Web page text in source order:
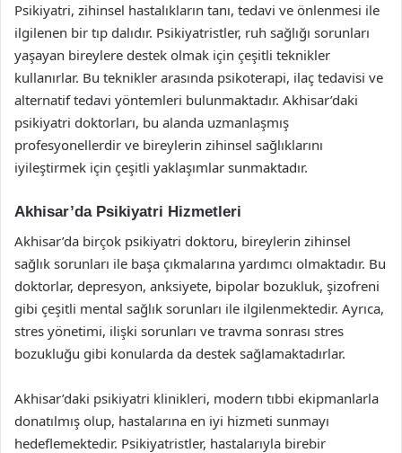
Psikiyatri, zihinsel hastalıkların tanı, tedavi ve önlenmesi ile
ilgilenen bir tıp dalıdır. Psikiyatristler, ruh sağlığı sorunları
yaşayan bireylere destek olmak için çeşitli teknikler
kullanırlar. Bu teknikler arasında psikoterapi, ilaç tedavisi ve
alternatif tedavi yöntemleri bulunmaktadır. Akhisar’daki
psikiyatri doktorları, bu alanda uzmanlaşmış
profesyonellerdir ve bireylerin zihinsel sağlıklarını
iyileştirmek için çeşitli yaklaşımlar sunmaktadır.
Akhisar’da Psikiyatri Hizmetleri
Akhisar’da birçok psikiyatri doktoru, bireylerin zihinsel
sağlık sorunları ile başa çıkmalarına yardımcı olmaktadır. Bu
doktorlar, depresyon, anksiyete, bipolar bozukluk, şizofreni
gibi çeşitli mental sağlık sorunları ile ilgilenmektedir. Ayrıca,
stres yönetimi, ilişki sorunları ve travma sonrası stres
bozukluğu gibi konularda da destek sağlamaktadırlar.
Akhisar’daki psikiyatri klinikleri, modern tıbbi ekipmanlarla
donatılmış olup, hastalarına en iyi hizmeti sunmayı
hedeflemektedir. Psikiyatristler, hastalarıyla birebir